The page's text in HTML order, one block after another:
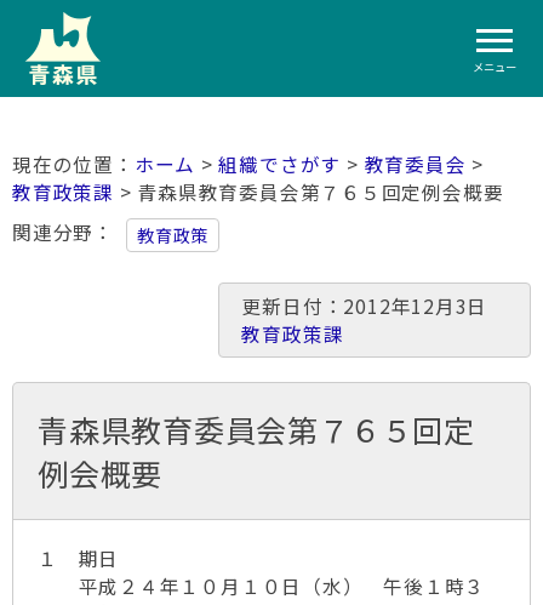
メニュー
ホーム >組織でさがす > 教育委員会 >
教育政策課 > 青森県教育委員会第７６５回定例会概要
関連分野
教育政策
更新日付：2012年12月3日
教育政策課
青森県教育委員会第７６５回定
例会概要
１ 期日
平成２４年１０月１０日（水） 午後１時３